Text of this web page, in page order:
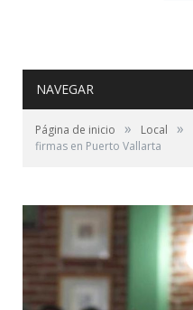
NAVEGAR
Página de inicio » Local »
firmas en Puerto Vallarta